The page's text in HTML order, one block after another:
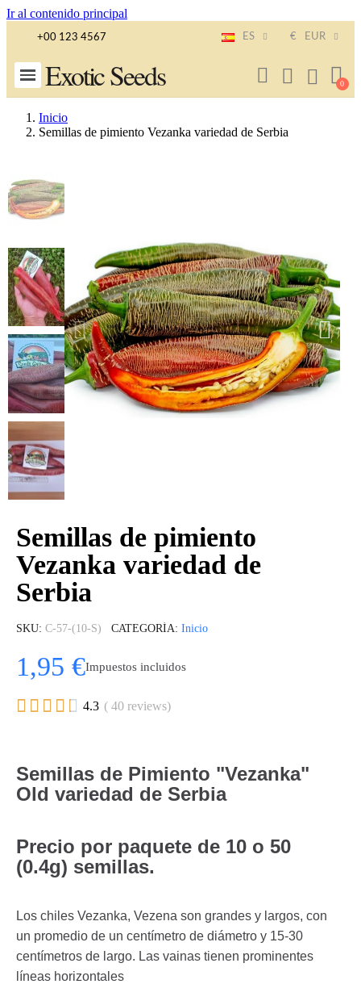
Ir al contenido principal
+00 123 4567 ES € EUR
Exotic Seeds
Inicio
Semillas de pimiento Vezanka variedad de Serbia
Semillas de pimiento
Vezanka variedad de
Serbia
SKU C-57-(10-S) CATEGORÍA Inicio
1,95 €Impuestos incluidos
     4.3 ( 40 reviews)
Semillas de Pimiento "Vezanka"
Old variedad de Serbia
Precio por paquete de 10 o 50
(0.4g) semillas.
Los chiles Vezanka, Vezena son grandes y largos, con
un promedio de un centímetro de diámetro y 15-30
centímetros de largo. Las vainas tienen prominentes
líneas horizontales